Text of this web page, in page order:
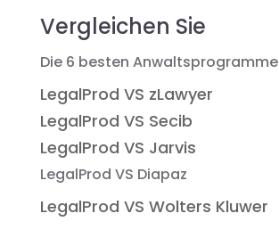
Vergleichen Sie
Die 6 besten Anwaltsprogramme
LegalProd VS zLawyer
LegalProd VS Secib
LegalProd VS Jarvis
LegalProd VS Diapaz
LegalProd VS Wolters Kluwer